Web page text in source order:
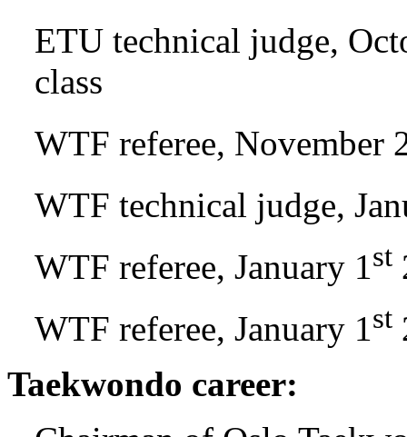
ETU technical judge,
class
WTF referee, November
WTF technical judge,
WTF referee, January 1st
WTF referee, January 1st
Taekwondo career: